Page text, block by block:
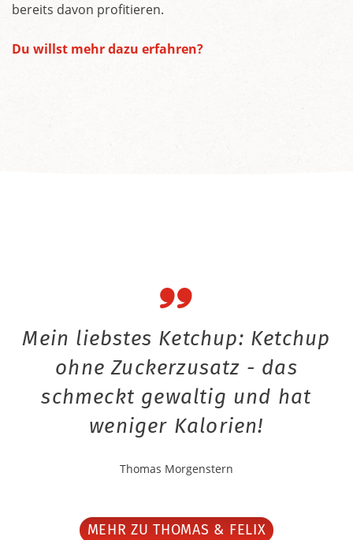
bereits davon profitieren.
Du willst mehr dazu erfahren?
Mein liebstes Ketchup: Ketchup
ohne Zuckerzusatz - das
schmeckt gewaltig und hat
weniger Kalorien!
Thomas Morgenstern
MEHR ZU THOMAS & FELIX